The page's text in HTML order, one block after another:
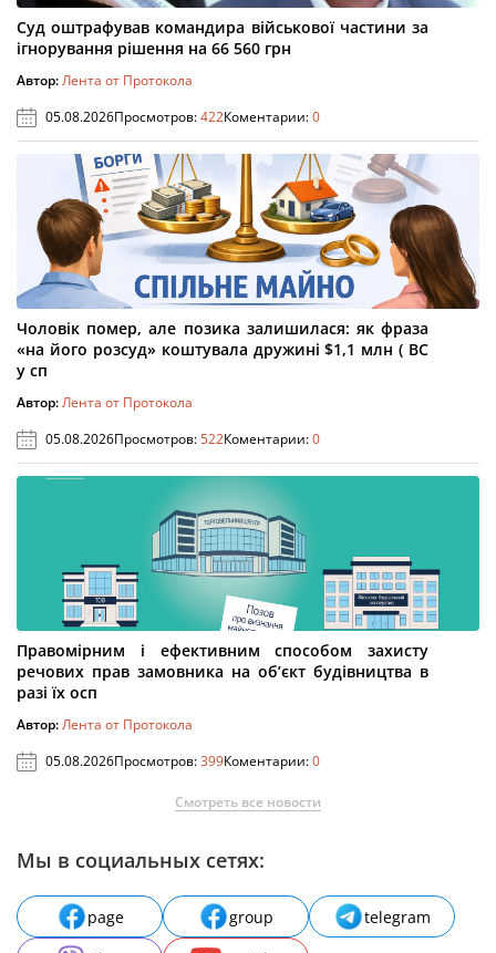
Суд оштрафував командира військової частини за
ігнорування рішення на 66 560 грн
Автор:Лента от Протокола
05.08.2026Просмотров:422Коментарии:0
Чоловік помер, але позика залишилася: як фраза
«на його розсуд» коштувала дружині $1,1 млн ( ВС
у сп
Автор:Лента от Протокола
05.08.2026Просмотров:522Коментарии:0
Правомірним і ефективним способом захисту
речових прав замовника на об’єкт будівництва в
разі їх осп
Автор:Лента от Протокола
05.08.2026Просмотров:399Коментарии:0
Смотреть все новости
Мы в социальных сетях:
page group
telegram